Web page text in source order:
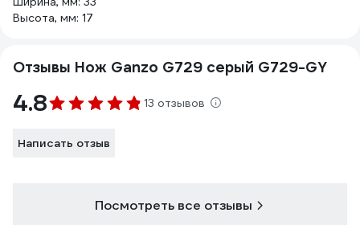
Высота, мм: 17
Отзывы Нож Ganzo G729 серый G729-GY
4.8 13 отзывов
Написать отзыв
Посмотреть все отзывы